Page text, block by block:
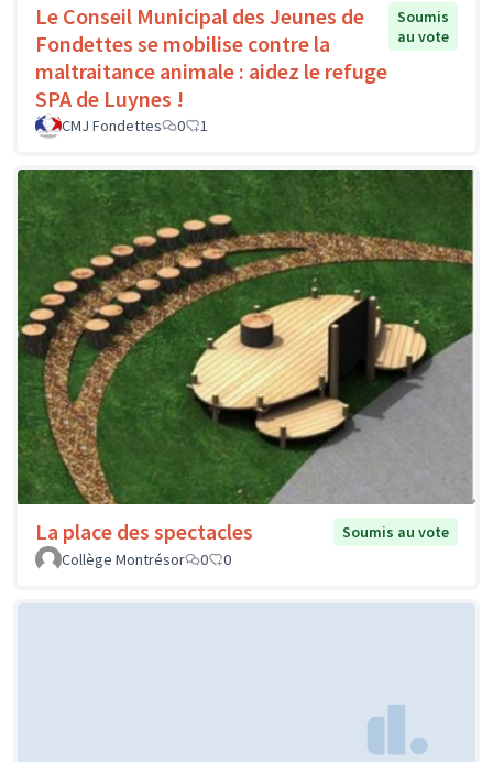
Le Conseil Municipal des Jeunes de
Fondettes se mobilise contre la
maltraitance animale : aidez le refuge
SPA de Luynes !
Soumis
au vote
CMJ Fondettes 0 1
La place des spectacles
Soumis au vote
Collège Montrésor
0 0